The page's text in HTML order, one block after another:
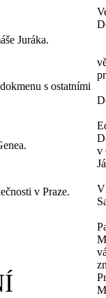
Juráka.
s ostatními
v Praze.
v